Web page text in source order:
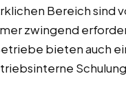
Bereich sind
zwingend
bieten auch